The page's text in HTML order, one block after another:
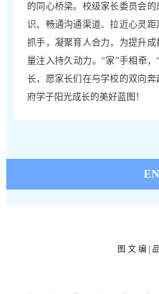
的同心桥梁。校级家长委员会
识、畅通沟通渠道、拉近心灵
抓手，凝聚育人合力，为提升
量注入持久动力。“家”手相牵，
长，愿家长们在与学校的双向
府学子阳光成长的美好蓝图！
图 文 编 |